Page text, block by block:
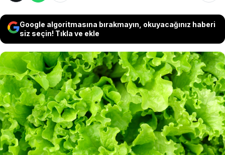
Google algoritmasına bırakmayın, okuyacağınız haberi
siz seçin! Tıkla ve ekle
Pazardan ya da marketten aldığınız
marullarınızın günlerce taze kalmasını
istiyorsanız aslında kolay çözümü var. 14
gün boyunca taze ve çıtır kalıyor...